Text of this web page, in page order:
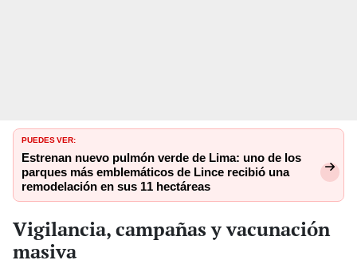
PUEDES VER:
Estrenan nuevo pulmón verde de Lima: uno de los
parques más emblemáticos de Lince recibió una
remodelación en sus 11 hectáreas
Vigilancia, campañas y vacunación
masiva